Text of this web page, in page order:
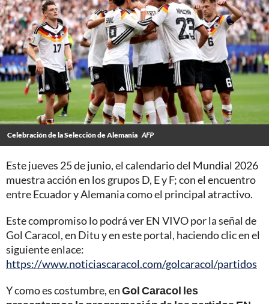
Celebración de la Selección de Alemania AFP
Este jueves 25 de junio, el calendario del Mundial 2026
muestra acción en los grupos D, E y F; con el encuentro
entre Ecuador y Alemania como el principal atractivo.
Este compromiso lo podrá ver EN VIVO por la señal de
Gol Caracol, en Ditu y en este portal, haciendo clic en el
siguiente enlace:
https://www.noticiascaracol.com/golcaracol/partidos
Y como es costumbre, enGol Caracol les